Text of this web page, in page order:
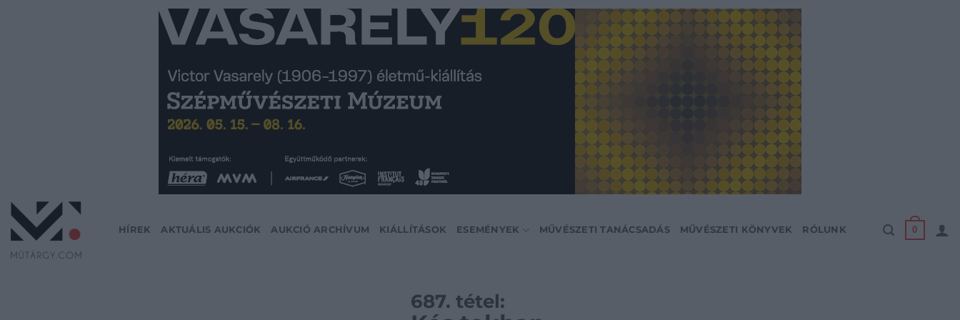
HÍREK AKTUÁLIS AUKCIÓK AUKCIÓ ARCHÍVUM KIÁLLÍTÁSOK ESEMÉNYEK MŰVÉSZETI TANÁCSADÁS MŰVÉSZETI KÖNYVEK RÓLUNK 0
687. tétel: